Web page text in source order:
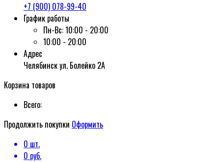
+7 (900) 078-99-40
График работы
Пн-Вс:10:00 - 20:00
10:00 - 20:00
Адрес
Челябинск ул. Болейко 2А
Корзина товаров
Всего:
Продолжить покупки Оформить
0 шт.
0 руб.